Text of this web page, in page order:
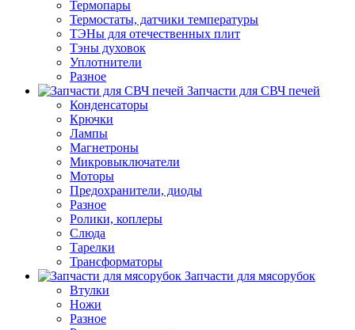
Термопары
Термостаты, датчики температуры
ТЭНы для отечественных плит
Тэны духовок
Уплотнители
Разное
Запчасти для СВЧ печей
Конденсаторы
Крючки
Лампы
Магнетроны
Микровыключатели
Моторы
Предохранители, диоды
Разное
Ролики, коплеры
Слюда
Тарелки
Трансформаторы
Запчасти для мясорубок
Втулки
Ножи
Разное